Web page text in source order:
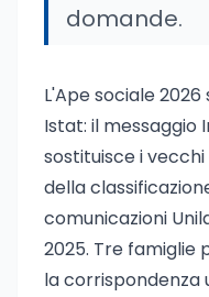
domande.
L'Ape sociale
Istat: il messaggio
sostituisce i vecchi
della
comunicazioni
2025. Tre famiglie
la corrispondenza